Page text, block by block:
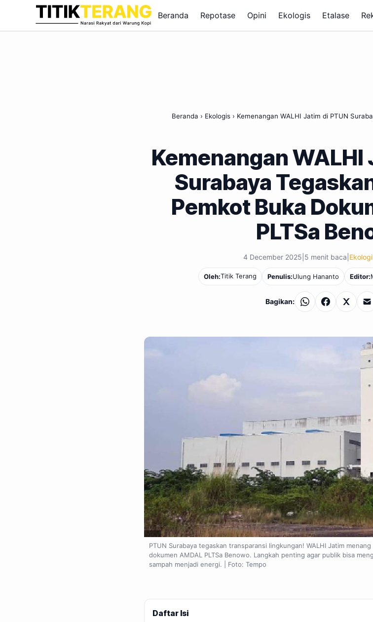
Lewati ke konten
Beranda
Repotase Opini Ekologis Etalase
Beranda › Ekologis› Kemenangan WALHI Jatim di PTUN
Kemenangan WALHI
Surabaya
Pemkot Buka
PLTSa
4 December 2025 5 menit baca
Oleh:Titik Terang Penulis:Ulung Hananto Editor:
Bagikan: WhatsAppFacebook
X
PTUN Surabaya tegaskan transparansi lingkungan! WALHI Jatim
dokumen AMDAL PLTSa Benowo. Langkah penting agar publik bisa
sampah menjadi energi. | Foto: Tempo
Daftar Isi